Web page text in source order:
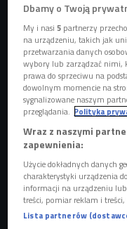
Dr Anna
wewnętrznych i
fitnessie
Dbamy o Twoją
My i nasi5 partnerzy
na urządzeniu, takich jak
przetwarzania danych
wybory lub zarządzać nimi,
prawa do sprzeciwu na
dowolnym momencie na
sygnalizowane naszym
przeglądania. Polityka
Wraz z naszymi
zapewnienia:
Użycie dokładnych danych
charakterystyki urządzenia
informacji na urządzeniu
treści, pomiar reklam i treści,
Lista partnerów